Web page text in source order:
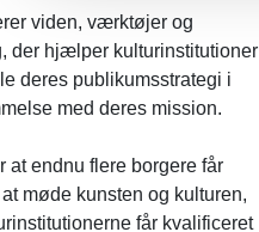
viden, værktøjer og
der hjælper kulturinstitutioner
deres publikumsstrategi i
med deres mission.
at endnu flere borgere får
møde kunsten og kulturen,
får kvalificeret